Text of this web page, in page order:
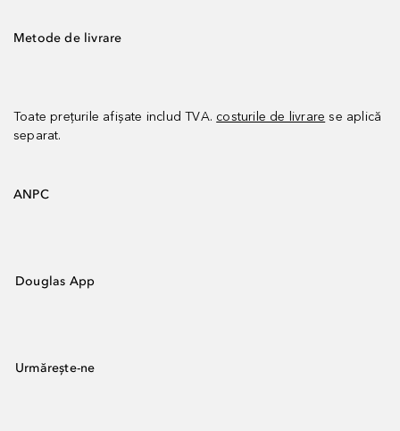
Metode de livrare
Toate prețurile afișate includ TVA. costurile de livrare se aplică
separat.
ANPC
Douglas App
Urmărește-ne